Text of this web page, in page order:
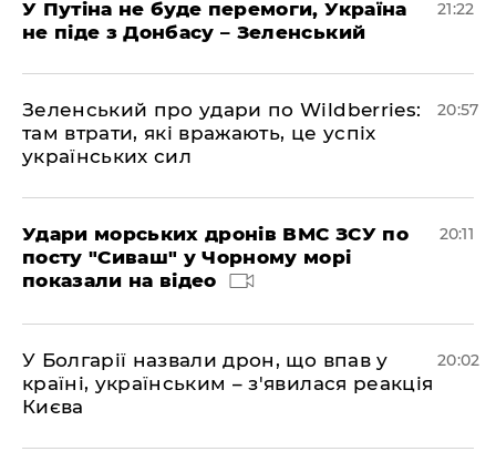
У Путіна не буде перемоги, Україна
не піде з Донбасу – Зеленський
21:22
Зеленський про удари по Wildberries:
там втрати, які вражають, це успіх
українських сил
20:57
Удари морських дронів ВМС ЗСУ по
посту "Сиваш" у Чорному морі
показали на відео
20:11
У Болгарії назвали дрон, що впав у
країні, українським – з'явилася реакція
Києва
20:02